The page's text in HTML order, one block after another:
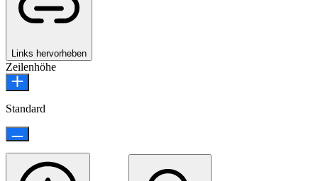
Links hervorheben
Zeilenhöhe
Standard